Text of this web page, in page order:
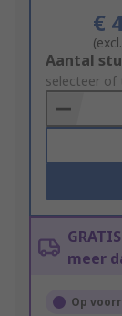
€
Add
to
Basket
Aantal
selecteer of
meer
Op